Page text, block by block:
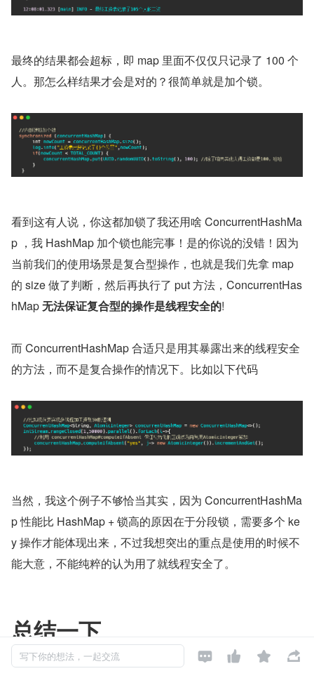
最终的结果都会超标，即 map 里面不仅仅只记录了 100 个
人。那怎么样结果才会是对的？很简单就是加个锁。
看到这有人说，你这都加锁了我还用啥 ConcurrentHashMa
p ，我 HashMap 加个锁也能完事！是的你说的没错！因为
当前我们的使用场景是复合型操作，也就是我们先拿 map
的 size 做了判断，然后再执行了 put 方法，ConcurrentHas
hMap 无法保证复合型的操作是线程安全的!
而 ConcurrentHashMap 合适只是用其暴露出来的线程安全
的方法，而不是复合操作的情况下。比如以下代码
当然，我这个例子不够恰当其实，因为 ConcurrentHashMa
p 性能比 HashMap + 锁高的原因在于分段锁，需要多个 ke
y 操作才能体现出来，不过我想突出的重点是使用的时候不
能大意，不能纯粹的认为用了就线程安全了。
总结一下
写下你的想法，一起交流    